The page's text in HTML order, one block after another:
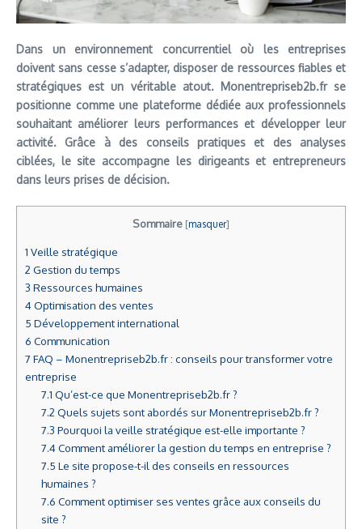
Dans un environnement concurrentiel où les entreprises
doivent sans cesse s’adapter, disposer de ressources fiables et
stratégiques est un véritable atout. Monentrepriseb2b.fr se
positionne comme une plateforme dédiée aux professionnels
souhaitant améliorer leurs performances et développer leur
activité. Grâce à des conseils pratiques et des analyses
ciblées, le site accompagne les dirigeants et entrepreneurs
dans leurs prises de décision.
Sommaire [masquer]
1 Veille stratégique
2 Gestion du temps
3 Ressources humaines
4Optimisation des ventes
5 Développement international
6 Communication
7 FAQ – Monentrepriseb2b.fr : conseils pour transformer votre
entreprise
7.1 Qu’est-ce que Monentrepriseb2b.fr ?
7.2 Quels sujets sont abordés sur Monentrepriseb2b.fr ?
7.3 Pourquoi la veille stratégique est-elle importante ?
7.4Comment améliorer la gestion du temps en entreprise ?
7.5 Le site propose-t-il des conseils en ressources
humaines ?
7.6 Comment optimiser ses ventes grâce aux conseils du
site ?